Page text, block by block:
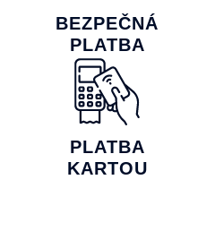
BEZPEČNÁ
PLATBA
PLATBA
KARTOU